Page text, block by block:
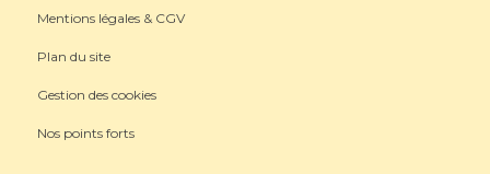
Mentions légales & CGV
Plan du site
Gestion des cookies
Nos points forts